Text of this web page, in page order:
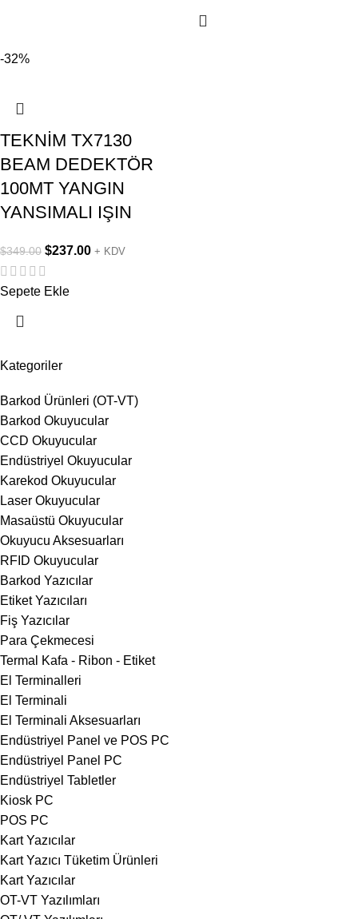
Kategoriler
Barkod Ürünleri (OT-VT)
Barkod Okuyucular
CCD Okuyucular
Endüstriyel Okuyucular
Karekod Okuyucular
Laser Okuyucular
Masaüstü Okuyucular
Okuyucu Aksesuarları
RFID Okuyucular
Barkod Yazıcılar
Etiket Yazıcıları
Fiş Yazıcılar
Para Çekmecesi
Termal Kafa - Ribon - Etiket
El Terminalleri
El Terminali
El Terminali Aksesuarları
Endüstriyel Panel ve POS PC
Endüstriyel Panel PC
Endüstriyel Tabletler
Kiosk PC
POS PC
Kart Yazıcılar
Kart Yazıcı Tüketim Ürünleri
Kart Yazıcılar
OT-VT Yazılımları
-32%
TEKNİM TX7130
BEAM DEDEKTÖR
100MT YANGIN
YANSIMALI IŞIN
$349.00 $237.00 + KDV
Sepete Ekle